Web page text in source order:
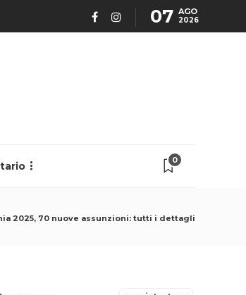
07 AGO
2026
0
2025, 70 nuove assunzioni: tutti i dettagli